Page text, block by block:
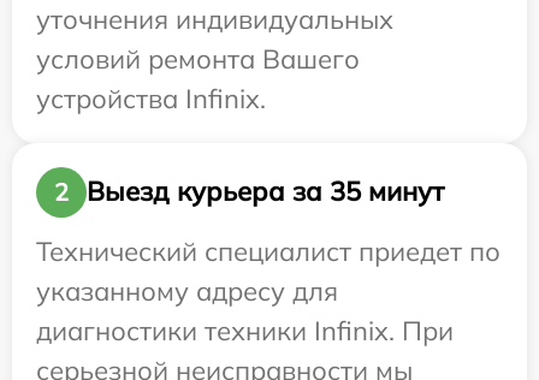
уточнения индивидуальных
условий ремонта Вашего
устройства Infinix.
2
Выезд курьера за 35 минут
Технический специалист приедет по
указанному адресу для
диагностики техники Infinix. При
серьезной неисправности мы